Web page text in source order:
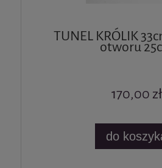
TUNEL KRÓLIK
otworu
170,00 zł
do